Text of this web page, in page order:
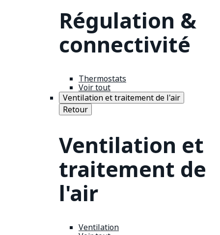
Régulation &
connectivité
Thermostats
Voir tout
Ventilation et traitement de l'air
Retour
Ventilation et
traitement de
l'air
Ventilation